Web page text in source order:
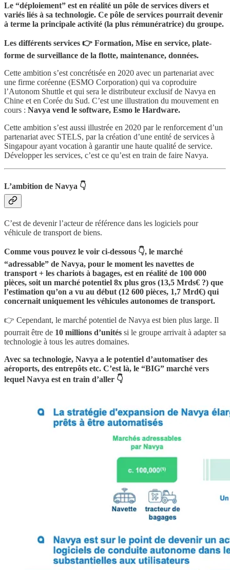
Le “déploiement” est en réalité un pôle de services divers et
variés liés à sa technologie. Ce pôle de services pourrait devenir
à terme la principale activité (la plus rémunératrice) du groupe.
Les différents services 👉 Formation, Mise en service, plate-
forme de surveillance de la flotte, maintenance, données.
Cette ambition s’est concrétisée en 2020 avec un partenariat avec
une firme coréenne (ESMO Corporation) qui va coproduire
l’Autonom Shuttle et qui sera le distributeur exclusif de Navya en
Chine et en Corée du Sud. C’est une illustration du mouvement en
cours : Navya vend le software, Esmo le Hardware.
Cette ambition s’est aussi illustrée en 2020 par le renforcement d’un
partenariat avec STELS, par la création d’une entité de services à
Singapour ayant vocation à garantir une haute qualité de service.
Développer les services, c’est ce qu’est en train de faire Navya.
L’ambition de Navya 👇
C’est de devenir l’acteur de référence dans les logiciels pour
véhicule de transport de biens.
Comme vous pouvez le voir ci-dessous 👇, le marché
“adressable” de Navya, pour le moment les navettes de
transport + les chariots à bagages, est en réalité de 100 000
pièces, soit un marché potentiel 8x plus gros (13,5 Mrds€ ?) que
l’estimation qu’on a vu au début (12 600 pièces, 1,7 Mrd€) qui
concernait uniquement les véhicules autonomes de transport.
👉 Cependant, le marché potentiel de Navya est bien plus large. Il
pourrait être de 10 millions d’unités si le groupe arrivait à adapter sa
technologie à tous les autres domaines.
Avec sa technologie, Navya a le potentiel d’automatiser des
aéroports, des entrepôts etc. C’est là, le “BIG” marché vers
lequel Navya est en train d’aller 👇